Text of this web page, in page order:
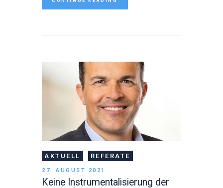
AKTUELL REFERATE
27. AUGUST 2021
Keine Instrumentalisierung der